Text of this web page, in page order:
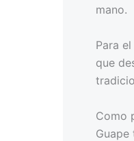
mano.
Para
que
Como